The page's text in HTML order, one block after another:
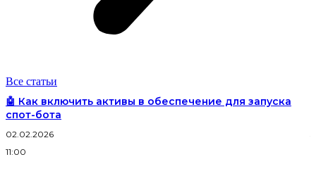
Все статьи
🤖 Как включить активы в обеспечение для запуска
спот-бота
02.02.2026
11:00